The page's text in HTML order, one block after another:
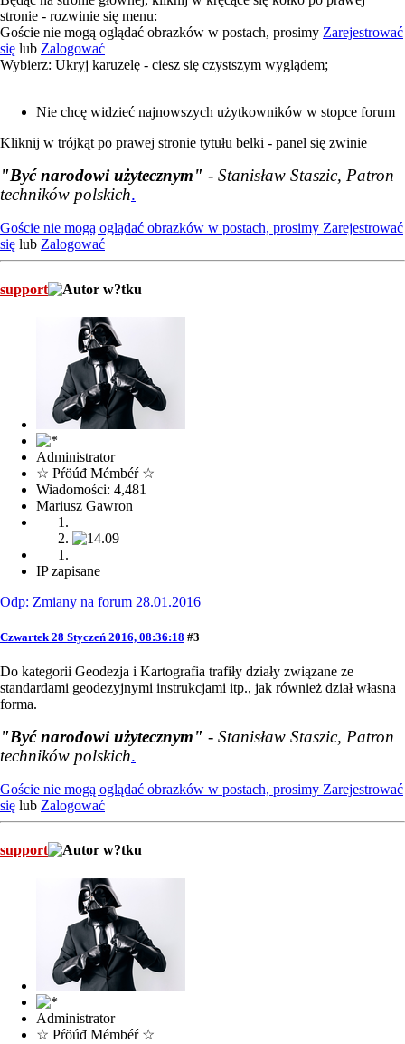
stronie - rozwinie się menu:
Goście nie mogą oglądać obrazków w postach, prosimy Zarejestrować
się lub Zalogować
Wybierz: Ukryj karuzelę - ciesz się czystszym wyglądem;
Nie chcę widzieć najnowszych użytkowników w stopce forum
Kliknij w trójkąt po prawej stronie tytułu belki - panel się zwinie
"Być narodowi użytecznym" - Stanisław Staszic, Patron
techników polskich.
Goście nie mogą oglądać obrazków w postach, prosimy Zarejestrować
się lub Zalogować
support
Administrator
☆ Pŕöúđ Mémbéŕ ☆
Wiadomości: 4,481
Mariusz Gawron
IP zapisane
Odp: Zmiany na forum 28.01.2016
Czwartek 28 Styczeń 2016, 08:36:18 #3
Do kategorii Geodezja i Kartografia trafiły działy związane ze
standardami geodezyjnymi instrukcjami itp., jak również dział własna
forma.
"Być narodowi użytecznym" - Stanisław Staszic, Patron
techników polskich.
Goście nie mogą oglądać obrazków w postach, prosimy Zarejestrować
się lub Zalogować
support
Administrator
☆ Pŕöúđ Mémbéŕ ☆